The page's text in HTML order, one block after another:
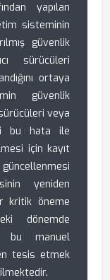
yapılan
sisteminin
güvenlik
sürücüleri
ortaya
güvenlik
veya
bu hata ile
için kayıt
yeniden
kritik öneme
dönemde
bu manuel
tesis etmek